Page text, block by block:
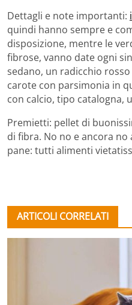
Dettagli e note importanti:
quindi hanno sempre e
disposizione, mentre le
fibrose, vanno date ogni
sedano, un radicchio
carote con parsimonia in
con calcio, tipo catalogna,
Premietti: pellet di
di fibra. No no e ancora no
pane: tutti alimenti
ARTICOLI CORRELATI